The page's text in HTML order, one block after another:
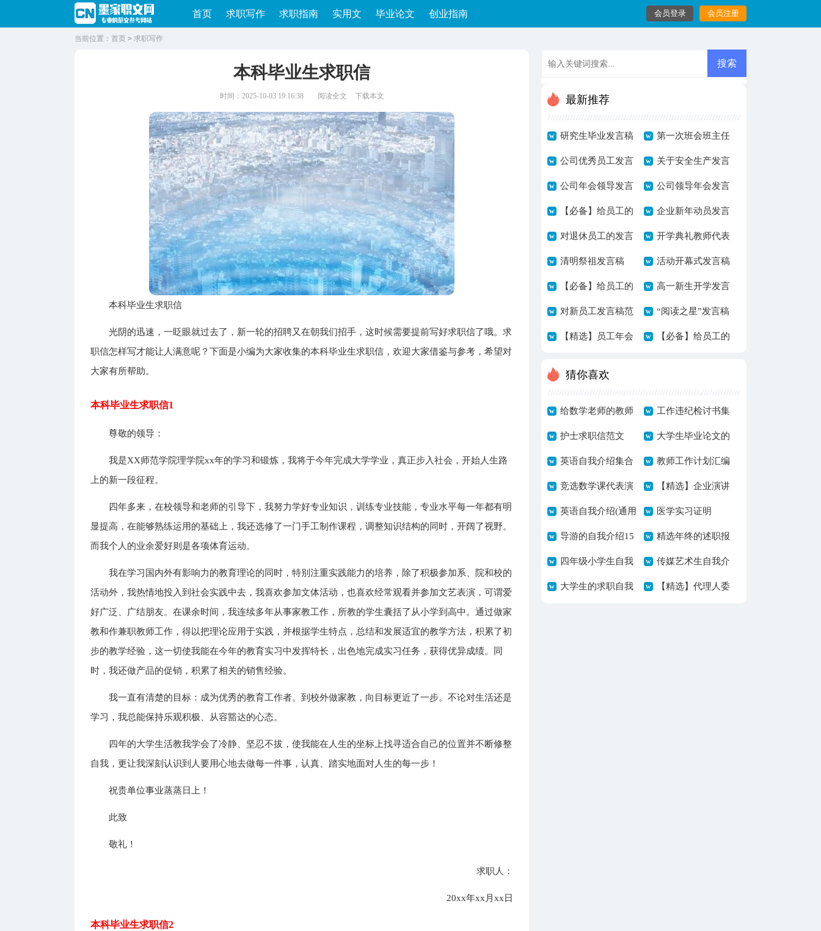
首页 求职写作 求职指南 实用文 毕业论文 创业指南 会员登录 会员注册
当前位置： 首页 > 求职写作
本科毕业生求职信
时间：2025-10-03 19:16:38 阅读全文 下载本文
本科毕业生求职信
光阴的迅速，一眨眼就过去了，新一轮的招聘又在朝我们招手，这时候需要提前写好求职信了哦。求
职信怎样写才能让人满意呢？下面是小编为大家收集的本科毕业生求职信，欢迎大家借鉴与参考，希望对
大家有所帮助。
本科毕业生求职信1
尊敬的领导：
我是XX师范学院理学院xx年的学习和锻炼，我将于今年完成大学学业，真正步入社会，开始人生路
上的新一段征程。
四年多来，在校领导和老师的引导下，我努力学好专业知识，训练专业技能，专业水平每一年都有明
显提高，在能够熟练运用的基础上，我还选修了一门手工制作课程，调整知识结构的同时，开阔了视野。
而我个人的业余爱好则是各项体育运动。
我在学习国内外有影响力的教育理论的同时，特别注重实践能力的培养，除了积极参加系、院和校的
活动外，我热情地投入到社会实践中去，我喜欢参加文体活动，也喜欢经常观看并参加文艺表演，可谓爱
好广泛、广结朋友。在课余时间，我连续多年从事家教工作，所教的学生囊括了从小学到高中。通过做家
教和作兼职教师工作，得以把理论应用于实践，并根据学生特点，总结和发展适宜的教学方法，积累了初
步的教学经验，这一切使我能在今年的教育实习中发挥特长，出色地完成实习任务，获得优异成绩。同
时，我还做产品的促销，积累了相关的销售经验。
我一直有清楚的目标：成为优秀的教育工作者。到校外做家教，向目标更近了一步。不论对生活还是
学习，我总能保持乐观积极、从容豁达的心态。
四年的大学生活教我学会了冷静、坚忍不拔，使我能在人生的坐标上找寻适合自己的位置并不断修整
自我，更让我深刻认识到人要用心地去做每一件事，认真、踏实地面对人生的每一步！
祝贵单位事业蒸蒸日上！
此致
敬礼！
求职人：
20xx年xx月xx日
本科毕业生求职信2
最新推荐
研究生毕业发言稿 第一次班会班主任
发言稿
公司优秀员工发言
稿集合9篇
关于安全生产发言
稿
公司年会领导发言
稿范文
公司领导年会发言
稿
【必备】给员工的
发言稿范文10篇
企业新年动员发言
稿范文
对退休员工的发言
稿集合五篇
开学典礼教师代表
发言稿范文
清明祭祖发言稿
（精选3篇）
活动开幕式发言稿
（通用3篇）
【必备】给员工的
发言稿四篇
高一新生开学发言
稿
对新员工发言稿范
文7篇
“阅读之星”发言稿
【精选】员工年会 【必备】给员工的
猜你喜欢
给数学老师的教师
节祝福语15篇
工作违纪检讨书集
锦15篇
护士求职信范文 大学生毕业论文的
致谢词
英语自我介绍集合
10篇
教师工作计划汇编
15篇
竞选数学课代表演
讲稿
【精选】企业演讲
稿模板七篇
英语自我介绍(通用
7篇)
医学实习证明
导游的自我介绍15
篇
精选年终的述职报
告集锦7篇
四年级小学生自我
介绍14篇
传媒艺术生自我介
绍
大学生的求职自我 【精选】代理人委